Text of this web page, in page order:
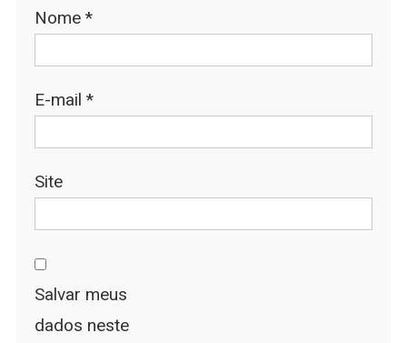
Nome *
E-mail *
Site
Salvar meus
dados neste